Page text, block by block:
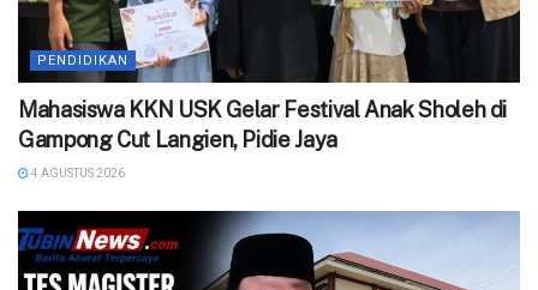
PENDIDIKAN
Mahasiswa KKN USK Gelar Festival Anak Sholeh di
Gampong Cut Langien, Pidie Jaya
4 AGUSTUS 2026